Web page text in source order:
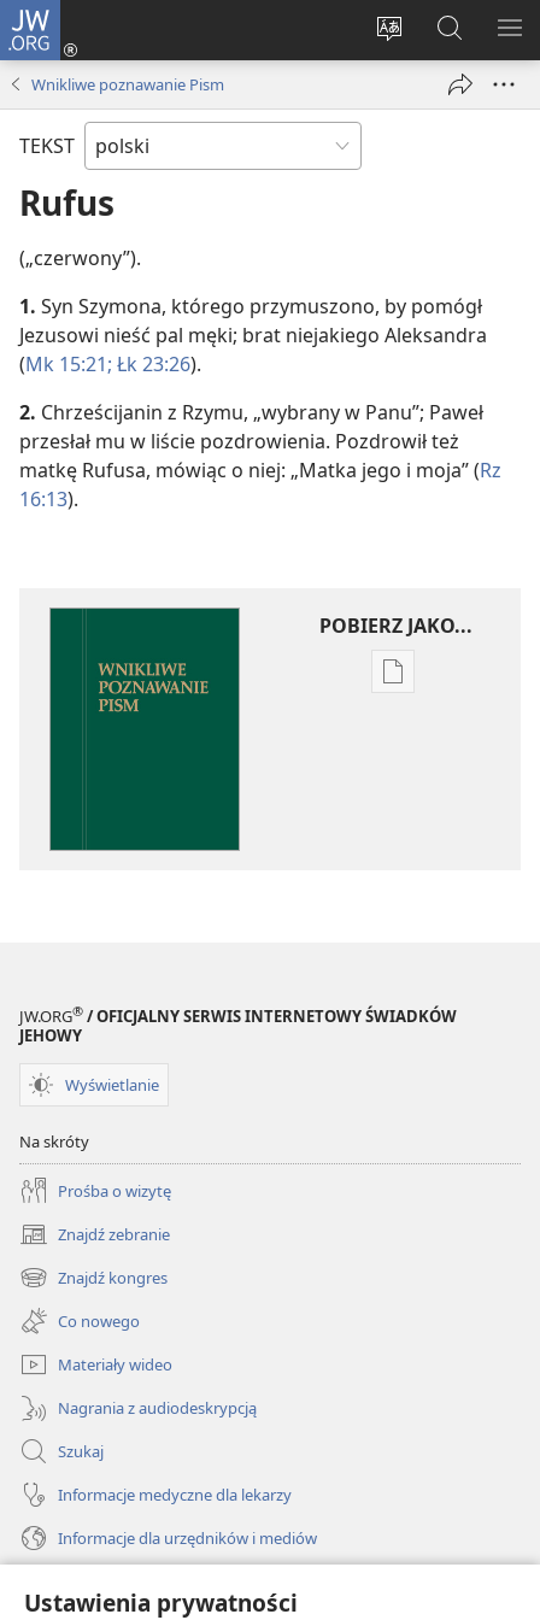
Ustawienia prywatności
JW.ORG
Wybór
Logowanie
(opens
Szukaj
na
JW.ORG
Wnikliwe poznawanie Pism
TEKST
Rufus
(„czerwony”).
1. Syn Szymona, którego przymuszono, by pomógł
Jezusowi nieść pal męki; brat niejakiego Aleksandra
(Mk 15:21; Łk 23:26).
2. Chrześcijanin z Rzymu, „wybrany w Panu”; Paweł
przesłał mu w liście pozdrowienia. Pozdrowił też
matkę Rufusa, mówiąc o niej: „Matka jego i moja” (Rz
16:13).
POBIERZ JAKO...
Ustawienia
JW.ORG® / OFICJALNY SERWIS INTERNETOWY ŚWIADKÓW
JEHOWY
Wyświetlanie
Na skróty
Prośba o wizytę
Znajdź zebranie
(opens
new
window)
Znajdź kongres
(opens
new
window)
Co nowego
Materiały wideo
Nagrania z audiodeskrypcją
Szukaj
Informacje medyczne dla lekarzy
Informacje dla urzędników i mediów